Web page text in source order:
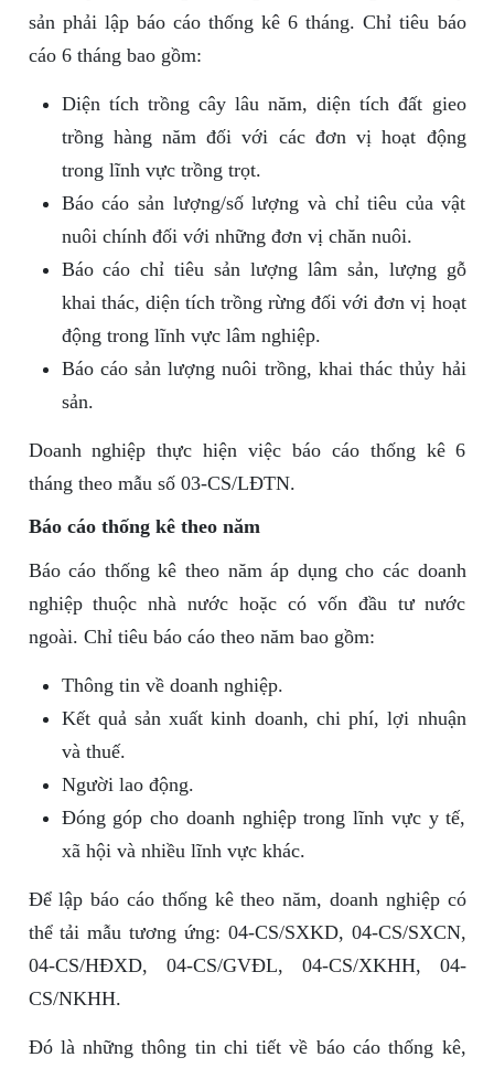
sản phải lập báo cáo thống kê 6 tháng. Chỉ tiêu báo
cáo 6 tháng bao gồm:
Diện tích trồng cây lâu năm, diện tích đất gieo
trồng hàng năm đối với các đơn vị hoạt động
trong lĩnh vực trồng trọt.
Báo cáo sản lượng/số lượng và chỉ tiêu của vật
nuôi chính đối với những đơn vị chăn nuôi.
Báo cáo chỉ tiêu sản lượng lâm sản, lượng gỗ
khai thác, diện tích trồng rừng đối với đơn vị hoạt
động trong lĩnh vực lâm nghiệp.
Báo cáo sản lượng nuôi trồng, khai thác thủy hải
sản.
Doanh nghiệp thực hiện việc báo cáo thống kê 6
tháng theo mẫu số 03-CS/LĐTN.
Báo cáo thống kê theo năm
Báo cáo thống kê theo năm áp dụng cho các doanh
nghiệp thuộc nhà nước hoặc có vốn đầu tư nước
ngoài. Chỉ tiêu báo cáo theo năm bao gồm:
Thông tin về doanh nghiệp.
Kết quả sản xuất kinh doanh, chi phí, lợi nhuận
và thuế.
Người lao động.
Đóng góp cho doanh nghiệp trong lĩnh vực y tế,
xã hội và nhiều lĩnh vực khác.
Để lập báo cáo thống kê theo năm, doanh nghiệp có
thể tải mẫu tương ứng: 04-CS/SXKD, 04-CS/SXCN,
04-CS/HĐXD, 04-CS/GVĐL, 04-CS/XKHH, 04-
CS/NKHH.
Đó là những thông tin chi tiết về báo cáo thống kê,